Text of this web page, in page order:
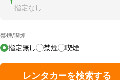
指定なし
禁煙/喫煙
指定無し 禁煙 喫煙
レンタカーを検索する